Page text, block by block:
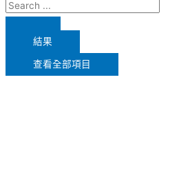
結果
查看全部項目